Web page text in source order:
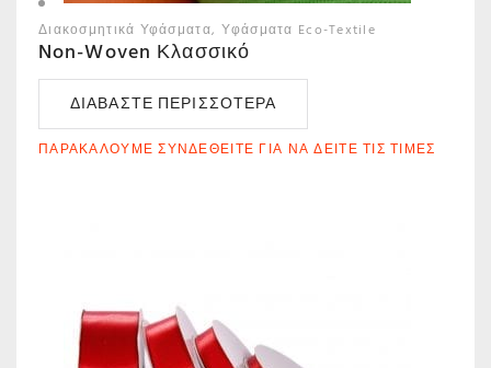
Διακοσμητικά Υφάσματα Υφάσματα Eco-Textile
Non-Woven Κλασσικό
ΔΙΑΒΆΣΤΕ ΠΕΡΙΣΣΌΤΕΡΑ
ΠΑΡΑΚΑΛΟΎΜΕ ΣΥΝΔΕΘΕΊΤΕ ΓΙΑ ΝΑ ΔΕΊΤΕ ΤΙΣ ΤΙΜΈΣ